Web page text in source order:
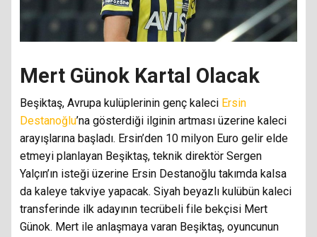
Mert Günok Kartal Olacak
Beşiktaş, Avrupa kulüplerinin genç kaleci Ersin
Destanoğlu’na gösterdiği ilginin artması üzerine kaleci
arayışlarına başladı. Ersin’den 10 milyon Euro gelir elde
etmeyi planlayan Beşiktaş, teknik direktör Sergen
Yalçın’ın isteği üzerine Ersin Destanoğlu takımda kalsa
da kaleye takviye yapacak. Siyah beyazlı kulübün kaleci
transferinde ilk adayının tecrübeli file bekçisi Mert
Günok. Mert ile anlaşmaya varan Beşiktaş, oyuncunun